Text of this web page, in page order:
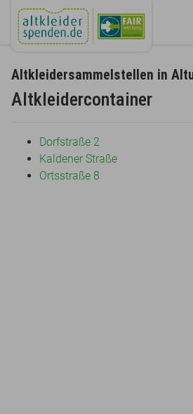
Altkleidersammelstellen in
Altkleidercontainer
Dorfstraße 2
Kaldener Straße
Ortsstraße 8